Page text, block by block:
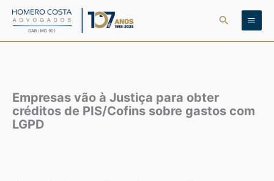
para
Pesquisar
Empresas vão à Justiça para obter
créditos de PIS/Cofins sobre gastos com
LGPD